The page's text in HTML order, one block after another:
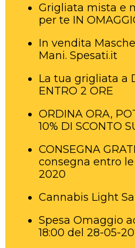
Grigliata mista e
per te IN
In vendita
Mani. Spesati.it
La tua grigliata a
ENTRO 2 ORE
ORDINA ORA,
10% DI SCONTO
CONSEGNA
consegna entro
2020
Cannabis Light
Spesa Omaggio
18:00 del 28-05-